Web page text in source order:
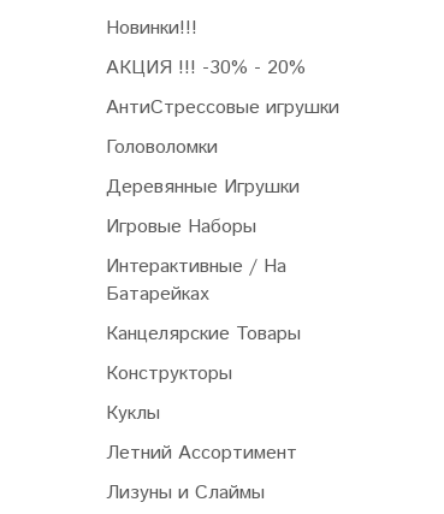
Новинки!!!
АКЦИЯ !!! -30% - 20%
АнтиСтрессовые игрушки
Головоломки
Деревянные Игрушки
Игровые Наборы
Интерактивные / На
Батарейках
Канцелярские Товары
Конструкторы
Куклы
Летний Ассортимент
Лизуны и Слаймы